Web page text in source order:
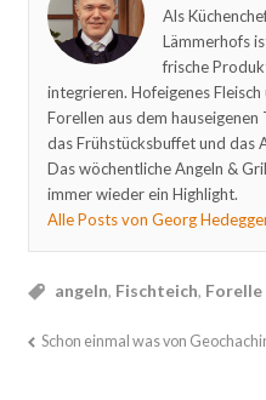
Als
Lämmerhofs
frische
integrieren. Hofeigenes
Forellen aus dem
das Frühstücksbuffet und das
Das wöchentliche Angeln &
immer wieder ein Highlight.
Alle Posts von Georg
angeln, Fischteich, Forelle
Schon einmal was von